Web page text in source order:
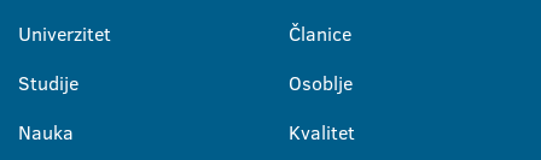
Univerzitet
Studije
Nauka
Članice
Osoblje
Kvalitet